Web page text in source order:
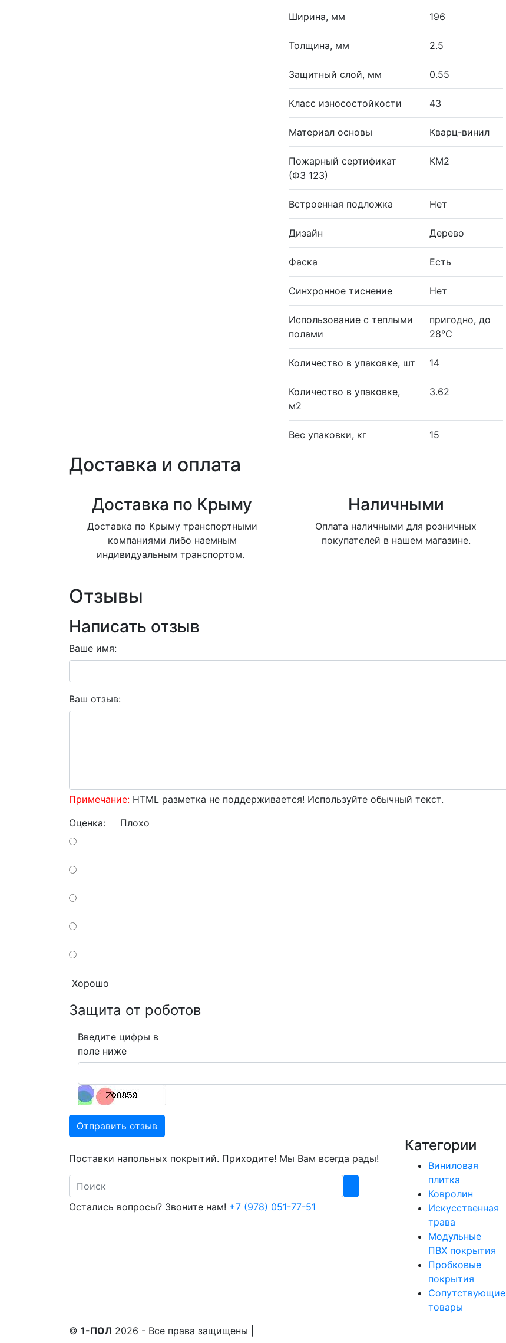
Ширина, мм 196
Толщина, мм 2.5
Защитный слой, мм 0.55
Класс износостойкости 43
Материал основы Кварц-винил
Пожарный сертификат
(ФЗ 123)
КМ2
Встроенная подложка Нет
Дизайн Дерево
Фаска Есть
Синхронное тиснение Нет
Использование с теплыми
полами
пригодно, до
28°С
Количество в упаковке, шт 14
Количество в упаковке,
м2
3.62
Вес упаковки, кг 15
Доставка и оплата
Доставка по Крыму
Доставка по Крыму транспортными
компаниями либо наемным
индивидуальным транспортом.
Наличными
Оплата наличными для розничных
покупателей в нашем магазине.
Отзывы
Написать отзыв
Ваше имя:
Ваш отзыв:
Примечание: HTML разметка не поддерживается! Используйте обычный текст.
Оценка: Плохо
Хорошо
Защита от роботов
Введите цифры в
поле ниже
Отправить отзыв
Поставки напольных покрытий. Приходите! Мы Вам всегда рады!
Search
Остались вопросы? Звоните нам! +7 (978) 051-77-51
Категории
Виниловая
плитка
Ковролин
Искусственная
трава
Модульные
ПВХ покрытия
Пробковые
покрытия
Сопутствующие
товары
© 1-ПОЛ 2026 - Все права защищены